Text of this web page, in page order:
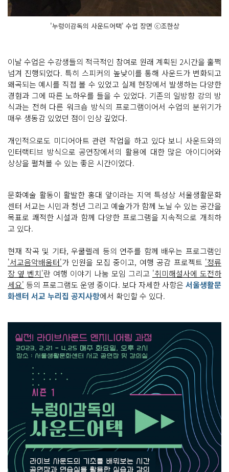
'누렁이감독의 사운드어택' 수업 장면 ⓒ조한상
이날 수업은 수강생들의 적극적인 참여로 원래 계획된 2시간을 훌쩍
넘겨 진행되었다. 특히 스피커의 높낮이를 통해 사운드가 변화되고
왜곡되는 예시를 직접 볼 수 있었고 실제 현장에서 발생하는 다양한
경험과 그에 따른 노하우를 들을 수 있었다. 기존의 일방향 강의 방
식과는 전혀 다른 워크숍 방식의 프로그램이어서 수업의 분위기가
매우 생동감 있었던 점이 인상 깊었다.
개인적으로도 미디어아트 관련 작업을 하고 있다 보니 사운드와의
인터랙티브 방식으로 공연장에서의 활용에 대한 많은 아이디어와
상상을 펼쳐볼 수 있는 좋은 시간이었다.
문화예술 활동이 활발한 홍대 앞이라는 지역 특성상 서울생활문화
센터 서교는 시민과 청년 그리고 예술가가 함께 노닐 수 있는 공간을
목표로 쾌적한 시설과 함께 다양한 프로그램을 지속적으로 개최하
고 있다.
현재 작곡 및 기타, 우쿨렐레 등의 연주를 함께 배우는 프로그램인
'서교음악배움터'가 인원을 모집 중이고, 여행 공감 프로젝트 '정류
장 옆 벤치'란 여행 이야기 나눔 모임 그리고 '취미해설사에 도전하
세요' 등의 프로그램도 운영 중이다. 보다 자세한 사항은 서울생활문
화센터 서교 누리집 공지사항에서 확인할 수 있다.